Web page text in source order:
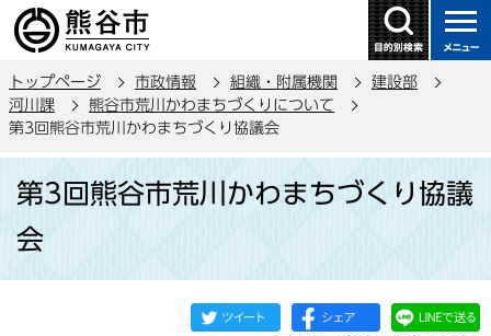
の
ー
ジ
トップページ 市政情報 組織・附属機関
建設部
河川課
熊谷市荒川かわまちづくりについて
第3回熊谷市荒川かわまちづくり協議会
か
第3回熊谷市荒川かわまちづくり協議
会